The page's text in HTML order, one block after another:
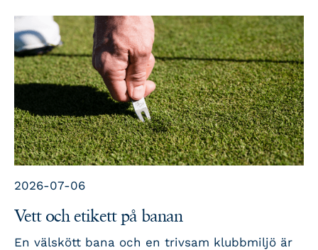
2026-07-06
Vett och etikett på banan
En välskött bana och en trivsam klubbmiljö är